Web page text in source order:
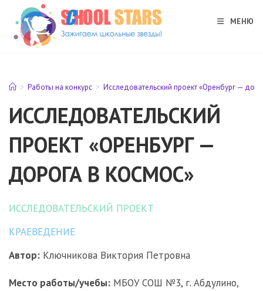
Перейти
содержимому
МЕНЮ
> Работы на конкурс > Исследовательский проект «Оренбург —
ИССЛЕДОВАТЕЛЬСКИЙ
ПРОЕКТ «ОРЕНБУРГ —
ДОРОГА В КОСМОС»
ИССЛЕДОВАТЕЛЬСКИЙ ПРОЕКТ
КРАЕВЕДЕНИЕ
Автор: Ключникова Виктория Петровна
Место работы/учебы: МБОУ СОШ №3, г. Абдулино,